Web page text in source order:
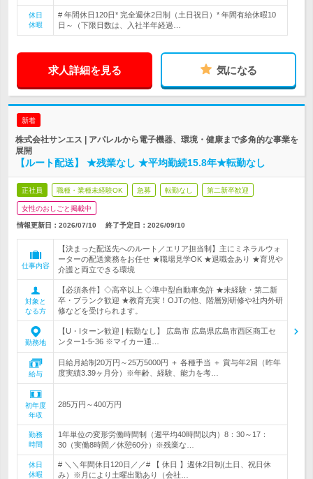
休日
休暇
# 年間休日120日* 完全週休2日制（土日祝日）* 年間有給休暇10
日～（下限日数は、入社半年経過…
求人詳細を見る 気になる
新着
株式会社サンエス | アパレルから電子機器、環境・健康まで多角的な事業を
展開
【ルート配送】 ★残業なし ★平均勤続15.8年★転勤なし
正社員 職種・業種未経験OK 急募 転勤なし 第二新卒歓迎
女性のおしごと掲載中
情報更新日：2026/07/10 終了予定日： 2026/09/10
仕事内容
【決まった配送先へのルート／エリア担当制】主にミネラルウォ
ーターの配送業務をお任せ ★職場見学OK ★退職金あり ★育児や
介護と両立できる環境
対象と
なる方
【必須条件】◇高卒以上 ◇準中型自動車免許 ★未経験・第二新
卒・ブランク歓迎 ★教育充実！OJTの他、階層別研修や社内外研
修などを受けられます。
勤務地
【U・Iターン歓迎 | 転勤なし】 広島市 広島県広島市西区商工セ
ンター1-5-36 ※マイカー通…
給与
日給月給制20万円～25万5000円 ＋ 各種手当 ＋ 賞与年2回（昨年
度実績3.39ヶ月分）※年齢、経験、能力を考…
初年度
年収
285万円～400万円
勤務
時間
1年単位の変形労働時間制（週平均40時間以内）8：30～17：
30（実働8時間／休憩60分）※残業な…
休日
休暇
# ＼＼年間休日120日／／# 【 休日 】週休2日制(土日、祝日休
み）※月により土曜出勤あり（会社…